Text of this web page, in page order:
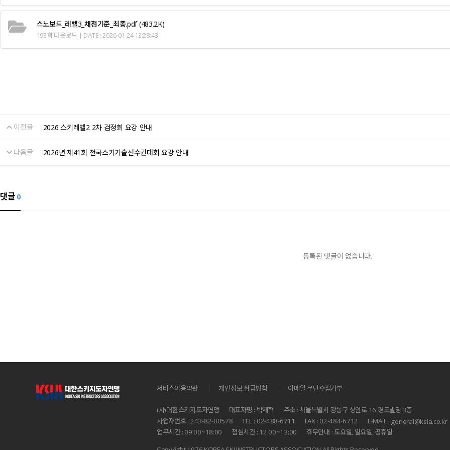
스노보드_레벨3_채점기준_최종.pdf(483.2K)
193회 다운로드 | DATE : 2026-01-24 13:28:48
이전글 2026 스키레벨2 2차 검정회 요강 안내
다음글 2026년 제41회 전국스키기술선수권대회 요강 안내
댓글0
등록된 댓글이 없습니다.
서비스이용약관 |개인정보 취급방침 이메일 무단수집거부
(사)대한스키지도자연맹 대표자명 : 박재혁
주소 : 서울특별시 강동구 성안로 16 경도빌딩 3층
사업자번호 : 243-82-00578
TEL : 02-488-6711 FAX : 02-484-6712 E-MAIL : general@ksia.co.kr
업무시간 : 09:00~18:00
점심시간 : 12:00~13:00
휴무안내 : 토요일, 일요일, 공휴일